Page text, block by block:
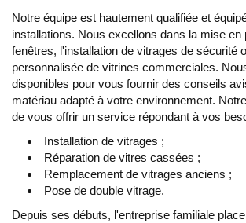
Notre équipe est hautement qualifiée et
installations. Nous excellons dans la mise en
fenêtres, l'installation de vitrages de sécurité
personnalisée de vitrines commerciales.
disponibles pour vous fournir des conseils
matériau adapté à votre environnement.
de vous offrir un service répondant à vos
Installation de vitrages ;
Réparation de vitres cassées ;
Remplacement de vitrages anciens ;
Pose de double vitrage.
Depuis ses débuts, l'entreprise familiale